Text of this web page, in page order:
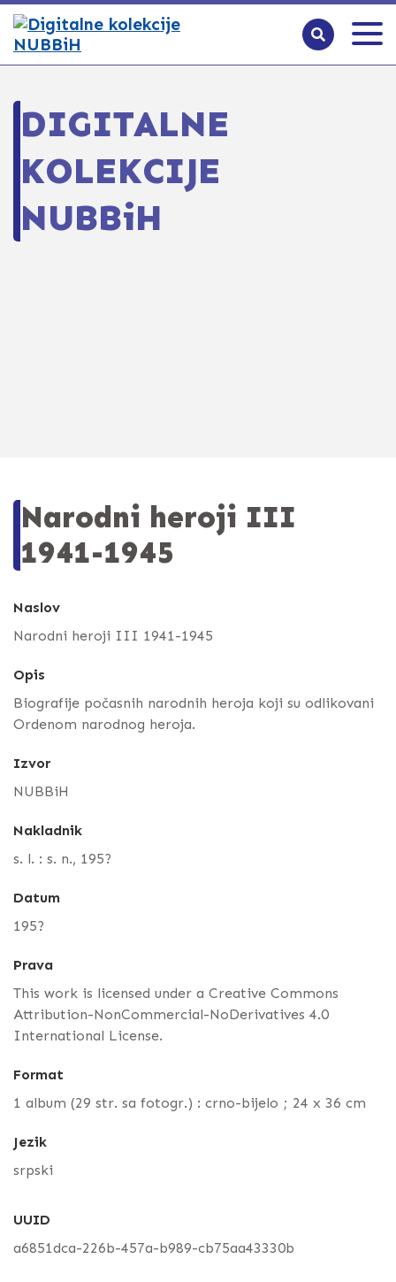
DIGITALNE
KOLEKCIJE
NUBBiH
Narodni heroji III
1941-1945
Naslov
Narodni heroji III 1941-1945
Opis
Biografije počasnih narodnih heroja koji su odlikovani
Ordenom narodnog heroja.
Izvor
NUBBiH
Nakladnik
s. l. : s. n., 195?
Datum
195?
Prava
This work is licensed under a Creative Commons
Attribution-NonCommercial-NoDerivatives 4.0
International License.
Format
1 album (29 str. sa fotogr.) : crno-bijelo ; 24 x 36 cm
Jezik
srpski
UUID
a6851dca-226b-457a-b989-cb75aa43330b